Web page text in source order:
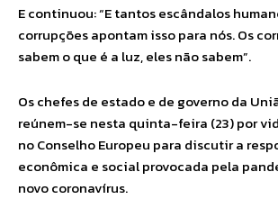
E continuou: “E tantos escândalos
corrupções apontam isso para nós. Os
sabem o que é a luz, eles não sabem”.
Os chefes de estado e de governo da
reúnem-se nesta quinta-feira (23) por
no Conselho Europeu para discutir a
econômica e social provocada pela
novo coronavírus.